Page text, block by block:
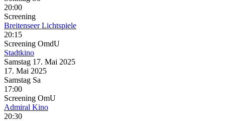
20:00
Screening
Breitenseer Lichtspiele
20:15
Screening OmdU
Stadtkino
Samstag 17. Mai 2025
17. Mai 2025
Samstag Sa
17:00
Screening OmU
Admiral Kino
20:30